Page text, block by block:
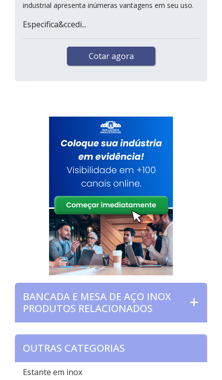
industrial apresenta inúmeras vantagens em seu uso.
Especifica&ccedi...
Cotar agora
BANCADA E MESA DE AÇO INOX
PRODUTOS RELACIONADOS
OUTRAS CATEGORIAS
Estante em inox